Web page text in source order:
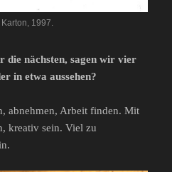
1997.
die nächsten, sagen wir vier
in etwa aussehen?
abnehmen, Arbeit finden. Mit
kreativ sein. Viel zu